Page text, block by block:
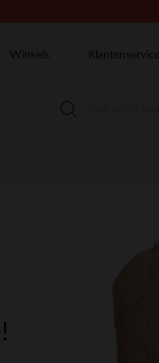
Winkels Klantenservice